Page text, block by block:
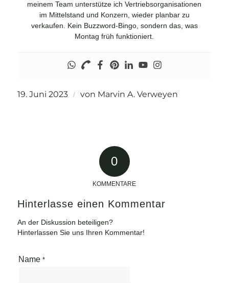
meinem Team unterstütze ich Vertriebsorganisationen
im Mittelstand und Konzern, wieder planbar zu
verkaufen. Kein Buzzword-Bingo, sondern das, was
Montag früh funktioniert.
19. Juni 2023 / von Marvin A. Verweyen
0
KOMMENTARE
Hinterlasse einen Kommentar
An der Diskussion beteiligen?
Hinterlassen Sie uns Ihren Kommentar!
Name *